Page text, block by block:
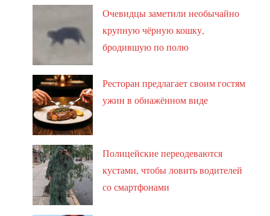
Очевидцы заметили необычайно
крупную чёрную кошку,
бродившую по полю
Ресторан предлагает своим гостям
ужин в обнажённом виде
Полицейские переодеваются
кустами, чтобы ловить водителей
со смартфонами